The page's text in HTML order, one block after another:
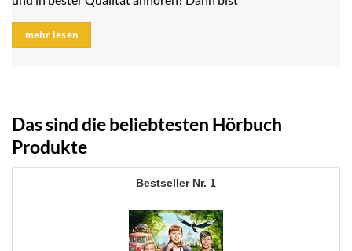
mehr lesen
Das sind die beliebtesten Hörbuch
Produkte
1